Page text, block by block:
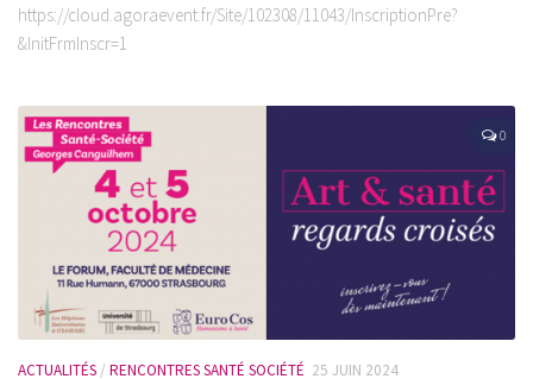
https://cloud.agoraevent.fr/Site/102308/11043/InscriptionPre?
&InitFrmInscr=1
0
ACTUALITÉS / RENCONTRES SANTÉ SOCIÉTÉ 25 JUIN 2024